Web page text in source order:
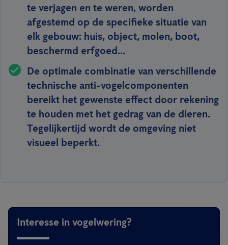
te verjagen en te weren, worden
afgestemd op de specifieke situatie van
elk gebouw: huis, object, molen, boot,
beschermd erfgoed...
De optimale combinatie van verschillende
technische anti-vogelcomponenten
bereikt het gewenste effect door rekening
te houden met het gedrag van de dieren.
Tegelijkertijd wordt de omgeving niet
visueel beperkt.
Interesse in vogelwering?